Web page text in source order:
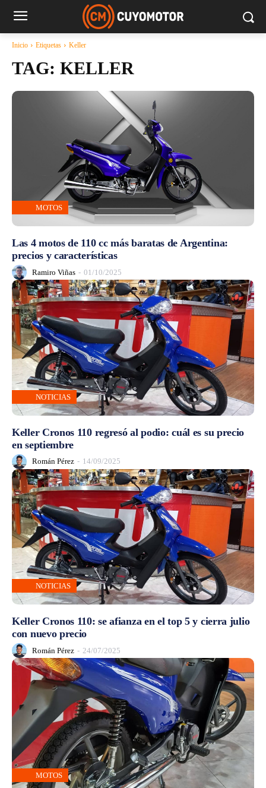
Inicio Etiquetas Keller
TAG: KELLER
MOTOS
Las 4 motos de 110 cc más baratas de Argentina:
precios y características
Ramiro Viñas - 01/10/2025
NOTICIAS
Keller Cronos 110 regresó al podio: cuál es su precio
en septiembre
Román Pérez - 14/09/2025
NOTICIAS
Keller Cronos 110: se afianza en el top 5 y cierra julio
con nuevo precio
Román Pérez - 24/07/2025
MOTOS